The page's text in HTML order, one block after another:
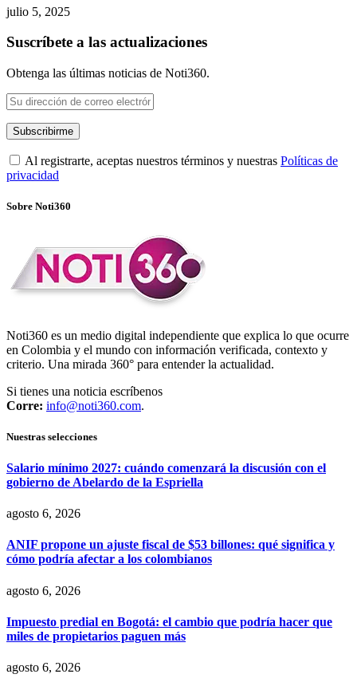
julio 5, 2025
Suscríbete a las actualizaciones
Obtenga las últimas noticias de Noti360.
Al registrarte, aceptas nuestros términos y nuestras Políticas de
privacidad
Sobre Noti360
Noti360 es un medio digital independiente que explica lo que ocurre
en Colombia y el mundo con información verificada, contexto y
criterio. Una mirada 360° para entender la actualidad.
Si tienes una noticia escríbenos
Corre: info@noti360.com.
Nuestras selecciones
Salario mínimo 2027: cuándo comenzará la discusión con el
gobierno de Abelardo de la Espriella
agosto 6, 2026
ANIF propone un ajuste fiscal de $53 billones: qué significa y
cómo podría afectar a los colombianos
agosto 6, 2026
Impuesto predial en Bogotá: el cambio que podría hacer que
miles de propietarios paguen más
agosto 6, 2026